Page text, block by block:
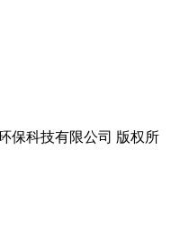
保科技有限公司 版权所